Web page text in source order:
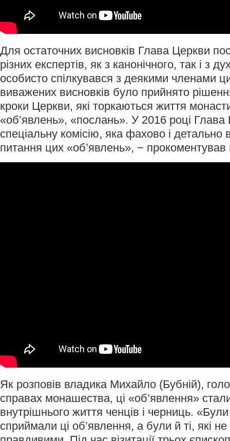
Для остаточних висновків Глава Церкви
різних експертів, як з канонічного, так і з
особисто спілкувався з деякими членами
виважених висновків було прийнято
кроки Церкви, які торкаються життя
«об’явлень», «послань». У 2016 році
спеціальну комісію, яка фахово і детально
питання цих «об’явлень», −
Як розповів владика Михайло (Бубній),
справах монашества, ці «об’явлення»
внутрішнього життя ченців і черниць. «Були
сприймали ці об’явлення, а були й ті, які